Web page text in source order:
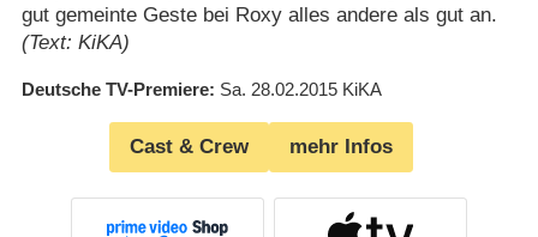
gut gemeinte Geste bei Roxy alles andere als gut an.
(Text: KiKA)
Deutsche TV-Premiere Sa. 28.02.2015 KiKA
Cast & Crew mehr Infos